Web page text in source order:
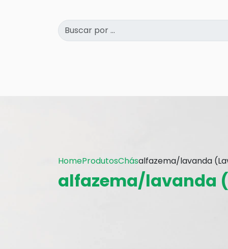
HomeProdutosChásalfazema/lavanda
alfazema/lavanda